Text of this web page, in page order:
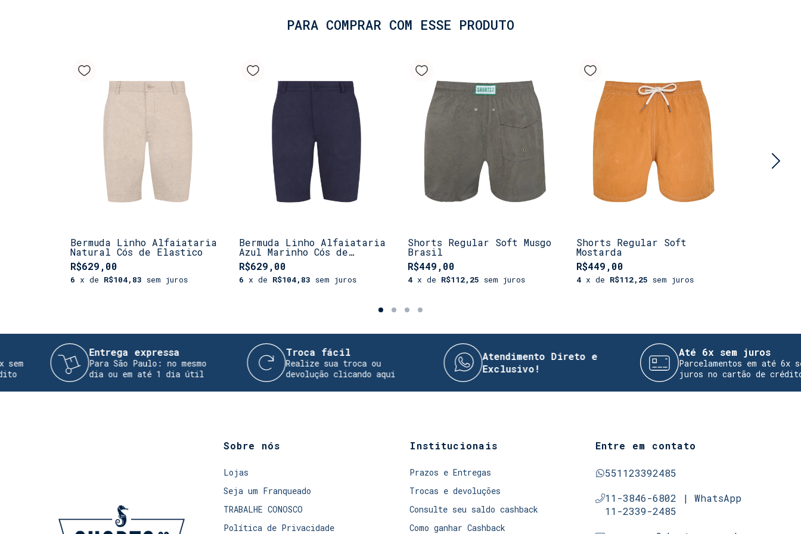
PARA COMPRAR COM ESSE PRODUTO
Bermuda Linho Alfaiataria
Natural Cós de Elastico
R$629,00
6 x de R$104,83 sem juros
Bermuda Linho Alfaiataria
Azul Marinho Cós de
Elastico
R$629,00
6 x de R$104,83 sem juros
Shorts Regular Soft Musgo
Brasil
R$449,00
4 x de R$112,25 sem juros
Shorts Regular Soft
Mostarda
R$449,00
4 x de R$112,25 sem juros
Entrega expressa
Para São Paulo: no mesmo
dia ou em até 1 dia útil
Troca fácil
Realize sua troca ou
devolução clicando aqui
Atendimento Direto e
Exclusivo!
Até 6x sem juros
Parcelamentos em até 6x sem
juros no cartão de crédito
Sobre nós
Lojas
Seja um Franqueado
TRABALHE CONOSCO
Política de Privacidade
Institucionais
Prazos e Entregas
Trocas e devoluções
Consulte seu saldo cashback
Como ganhar Cashback
Entre em contato
551123392485
11-3846-6802 | WhatsApp
11-2339-2485